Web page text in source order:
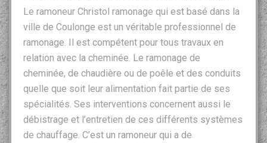
Le ramoneur Christol ramonage qui est basé dans la
ville de Coulonge est un véritable professionnel de
ramonage. Il est compétent pour tous travaux en
relation avec la cheminée. Le ramonage de
cheminée, de chaudière ou de poêle et des conduits
quelle que soit leur alimentation fait partie de ses
spécialités. Ses interventions concernent aussi le
débistrage et l’entretien de ces différents systèmes
de chauffage. C’est un ramoneur qui a de